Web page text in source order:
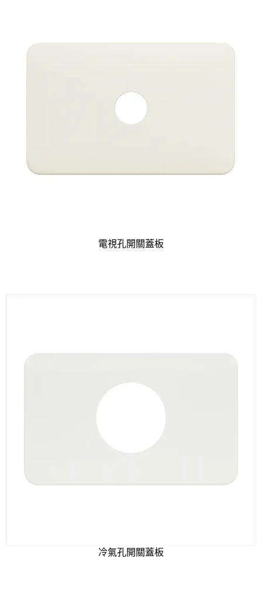
電視孔開關蓋板
冷氣孔開關蓋板